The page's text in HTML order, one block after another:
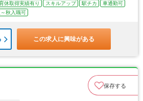
休取得実績有り スキルアップ 駅チカ
車通勤可
秋入職可
この求人に興味がある
保存する